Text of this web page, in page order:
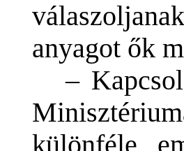
anyagot ők
–
különféle